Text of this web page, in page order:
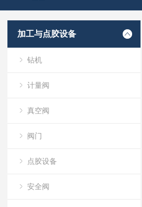
加工与点胶设备
钻机
计量阀
真空阀
阀门
点胶设备
安全阀